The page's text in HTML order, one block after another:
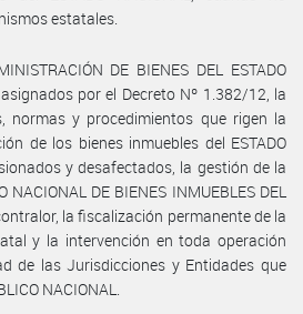
estatales.
DE BIENES DEL ESTADO
por el Decreto Nº 1.382/12, la
normas y procedimientos que rigen la
de los bienes inmuebles del ESTADO
y desafectados, la gestión de la
DE BIENES INMUEBLES DEL
la fiscalización permanente de la
y la intervención en toda operación
de las Jurisdicciones y Entidades que
NACIONAL.